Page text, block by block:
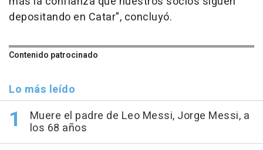
depositando en Catar", concluyó.
Contenido patrocinado
Lo más leído
Muere el padre de Leo Messi, Jorge Messi, a
los 68 años